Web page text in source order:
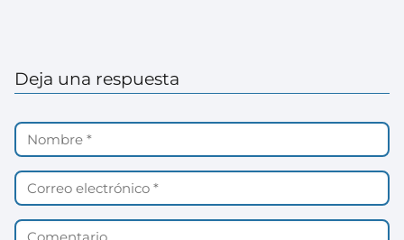
Deja una respuesta